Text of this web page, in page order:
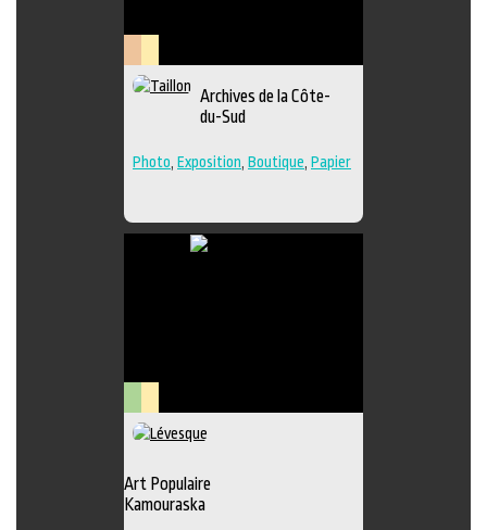
Patrimoine
Lieu
Archives de la Côte-
du-Sud
Photo Exposition Boutique Papier
ArtsLieu
Art Populaire
Kamouraska